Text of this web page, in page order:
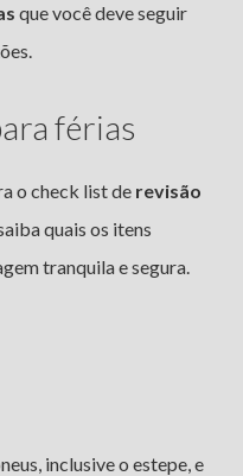
que você deve seguir
férias
o check list de revisão
quais os itens
tranquila e segura.
inclusive o estepe, e